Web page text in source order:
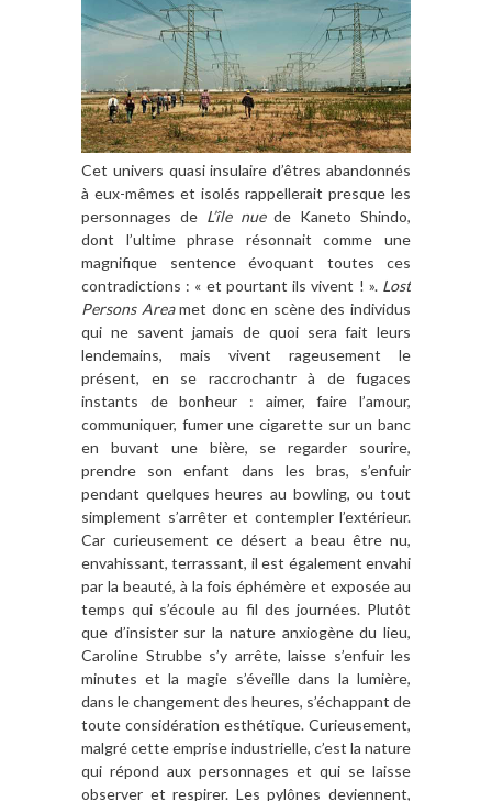
Cet univers quasi insulaire d’êtres abandonnés
à eux-mêmes et isolés rappellerait presque les
personnages de L’île nuede Kaneto Shindo,
dont l’ultime phrase résonnait comme une
magnifique sentence évoquant toutes ces
contradictions : « et pourtant ils vivent ! ». Lost
Persons Areamet donc en scène des individus
qui ne savent jamais de quoi sera fait leurs
lendemains, mais vivent rageusement le
présent, en se raccrochantr à de fugaces
instants de bonheur : aimer, faire l’amour,
communiquer, fumer une cigarette sur un banc
en buvant une bière, se regarder sourire,
prendre son enfant dans les bras, s’enfuir
pendant quelques heures au bowling, ou tout
simplement s’arrêter et contempler l’extérieur.
Car curieusement ce désert a beau être nu,
envahissant, terrassant, il est également envahi
par la beauté, à la fois éphémère et exposée au
temps qui s’écoule au fil des journées. Plutôt
que d’insister sur la nature anxiogène du lieu,
Caroline Strubbe s’y arrête, laisse s’enfuir les
minutes et la magie s’éveille dans la lumière,
dans le changement des heures, s’échappant de
toute considération esthétique. Curieusement,
malgré cette emprise industrielle, c’est la nature
qui répond aux personnages et qui se laisse
observer et respirer. Les pylônes deviennent,